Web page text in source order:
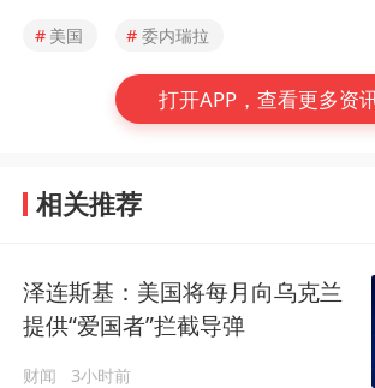
# 美国 # 委内瑞拉
打开APP，查看更多资
相关推荐
泽连斯基：美国将每月向乌克兰
提供“爱国者”拦截导弹
财闻 3小时前